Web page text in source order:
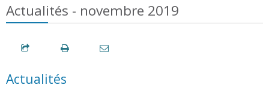
Actualités - novembre 2019
Actualités